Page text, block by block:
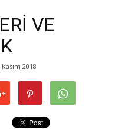
VE
Kasım 2018